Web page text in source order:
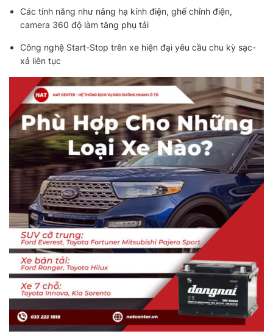
Các tính năng như nâng hạ kính điện, ghế chỉnh điện,
camera 360 độ làm tăng phụ tải
Công nghệ Start-Stop trên xe hiện đại yêu cầu chu kỳ sạc-
xả liên tục